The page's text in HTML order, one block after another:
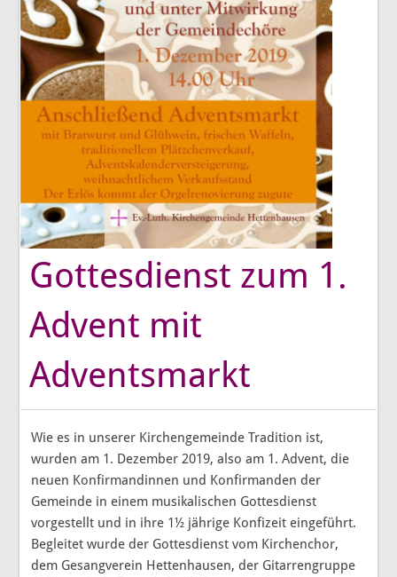
Gottesdienst zum 1.
Advent mit
Adventsmarkt
Wie es in unserer Kirchengemeinde Tradition ist,
wurden am 1. Dezember 2019, also am 1. Advent, die
neuen Konfirmandinnen und Konfirmanden der
Gemeinde in einem musikalischen Gottesdienst
vorgestellt und in ihre 1½ jährige Konfizeit eingeführt.
Begleitet wurde der Gottesdienst vom Kirchenchor,
dem Gesangverein Hettenhausen, der Gitarrengruppe